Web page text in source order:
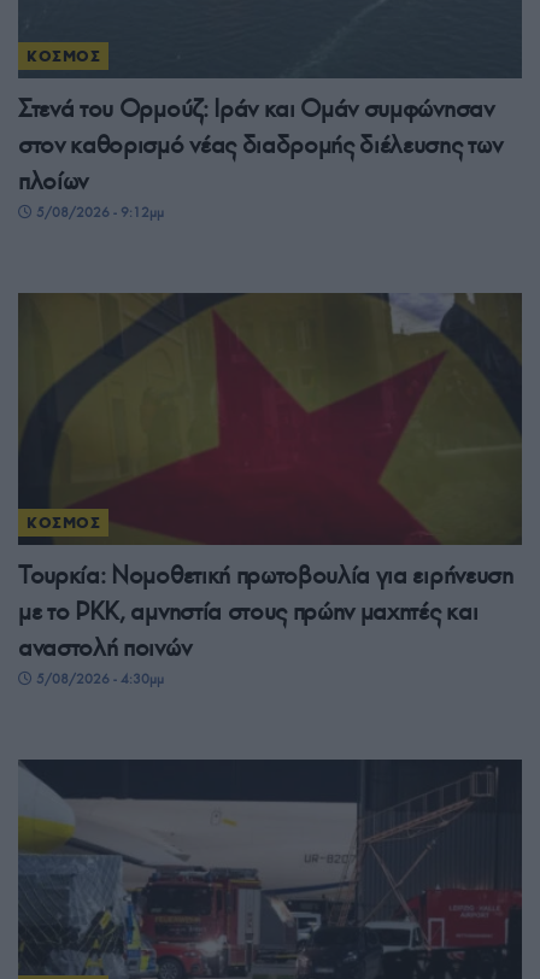
ΚΟΣΜΟΣ
Στενά του Ορμούζ: Ιράν και Ομάν συμφώνησαν
στον καθορισμό νέας διαδρομής διέλευσης των
πλοίων
5/08/2026 - 9:12μμ
ΚΟΣΜΟΣ
Τουρκία: Νομοθετική πρωτοβουλία για ειρήνευση
με το PKK, αμνηστία στους πρώην μαχητές και
αναστολή ποινών
5/08/2026 - 4:30μμ